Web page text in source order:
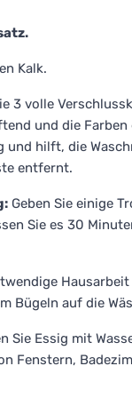
Kalk.
3 volle
und die
hilft, die
entfernt.
Geben Sie einige
Sie es 30
Bügeln auf die
Sie Essig mit
Fenstern,